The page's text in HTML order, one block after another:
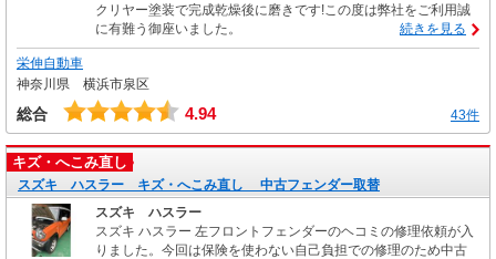
クリヤー塗装で完成乾燥後に磨きです!この度は弊社をご利用誠
に有難う御座いました。
続きを見る
栄伸自動車
神奈川県 横浜市泉区
総合 4.94 43件
キズ・へこみ直し
スズキ ハスラー キズ・へこみ直し 中古フェンダー取替
スズキ ハスラー
スズキ ハスラー 左フロントフェンダーのヘコミの修理依頼が入
りました。今回は保険を使わない自己負担での修理のため中古